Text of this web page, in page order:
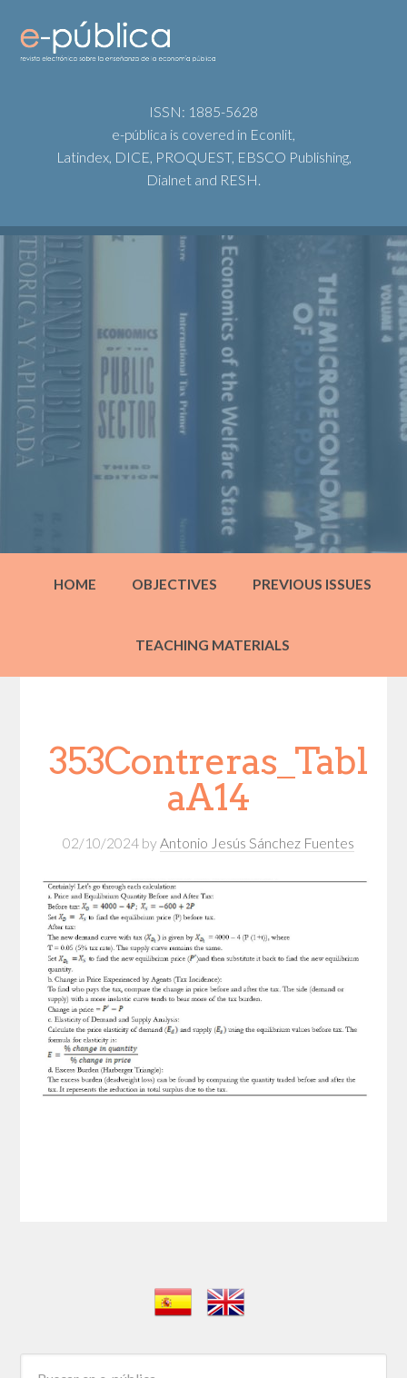
ISSN: 1885-5628
e-pública is covered in Econlit,
Latindex, DICE, PROQUEST, EBSCO Publishing,
Dialnet and RESH.
HOME OBJECTIVES PREVIOUS ISSUES
TEACHING MATERIALS
353Contreras_Tabl
aA14
02/10/2024 by Antonio Jesús Sánchez Fuentes